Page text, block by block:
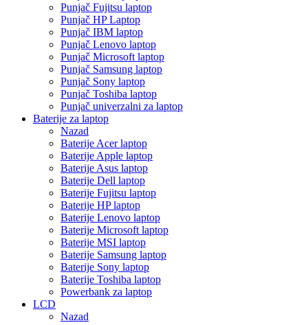
Punjač Fujitsu laptop
Punjač HP Laptop
Punjač IBM laptop
Punjač Lenovo laptop
Punjač Microsoft laptop
Punjač Samsung laptop
Punjač Sony laptop
Punjač Toshiba laptop
Punjač univerzalni za laptop
Baterije za laptop
Nazad
Baterije Acer laptop
Baterije Apple laptop
Baterije Asus laptop
Baterije Dell laptop
Baterije Fujitsu laptop
Baterije HP laptop
Baterije Lenovo laptop
Baterije Microsoft laptop
Baterije MSI laptop
Baterije Samsung laptop
Baterije Sony laptop
Baterije Toshiba laptop
Powerbank za laptop
LCD
Nazad